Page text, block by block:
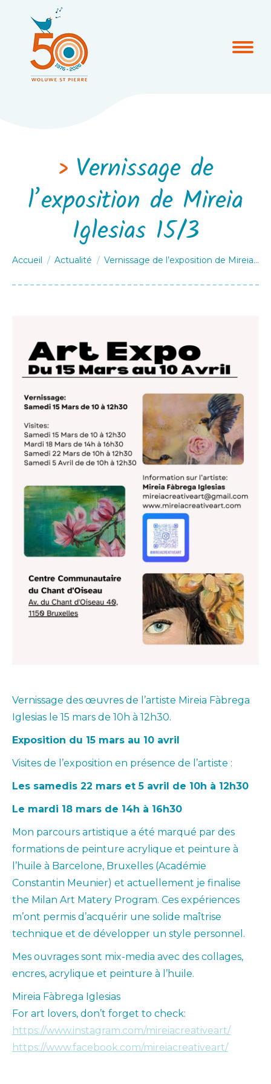
Vernissage de
l’exposition de Mireia
Iglesias 15/3
Vous êtes ici :
Accueil Actualité Vernissage de l’exposition de Mireia…
Vernissage des œuvres de l’artiste Mireia Fàbrega
Iglesias le 15 mars de 10h à 12h30.
Exposition du 15 mars au 10 avril
Visites de l’exposition en présence de l’artiste :
Les samedis 22 mars et 5 avril de 10h à 12h30
Le mardi 18 mars de 14h à 16h30
Mon parcours artistique a été marqué par des
formations de peinture acrylique et peinture à
l’huile à Barcelone, Bruxelles (Académie
Constantin Meunier) et actuellement je finalise
the Milan Art Matery Program. Ces expériences
m’ont permis d’acquérir une solide maîtrise
technique et de développer un style personnel.
Mes ouvrages sont mix-media avec des collages,
encres, acrylique et peinture à l’huile.
Mireia Fàbrega Iglesias
For art lovers, don’t forget to check:
https://www.instagram.com/mireiacreativeart/
https://www.facebook.com/mireiacreativeart/